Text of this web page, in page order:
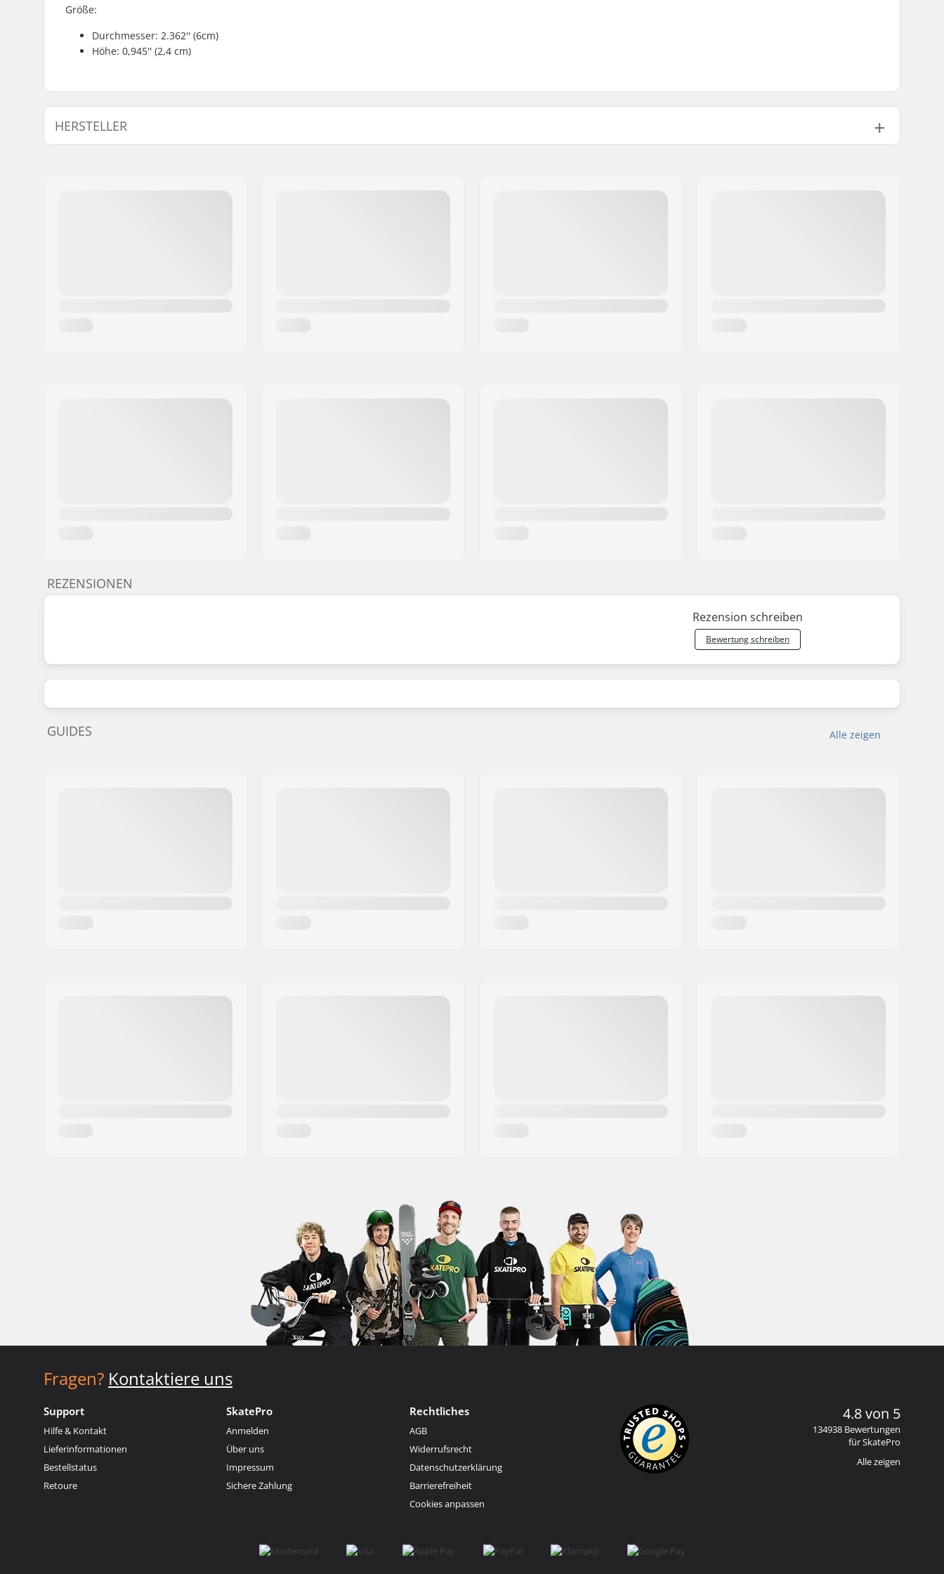
Größe:
Durchmesser: 2.362'' (6cm)
Höhe: 0,945'' (2,4 cm)
HERSTELLER
REZENSIONEN
Rezension schreiben
Bewertung schreiben
Alle zeigen
GUIDES
Fragen? Kontaktiere uns
Support
Hilfe & Kontakt
Lieferinformationen
Bestellstatus
Retoure
SkatePro
Anmelden
Über uns
Impressum
Sichere Zahlung
Rechtliches
AGB
Widerrufsrecht
Datenschutzerklärung
Barrierefreiheit
Cookies anpassen
4.8 von 5
134938 Bewertungen
für SkatePro
Alle zeigen